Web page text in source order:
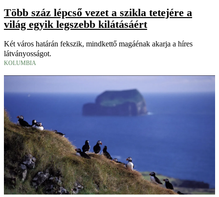
Több száz lépcső vezet a szikla tetejére a
világ egyik legszebb kilátásáért
Két város határán fekszik, mindkettő magáénak akarja a híres
látványosságot.
KOLUMBIA